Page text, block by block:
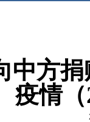
中方
疫情（